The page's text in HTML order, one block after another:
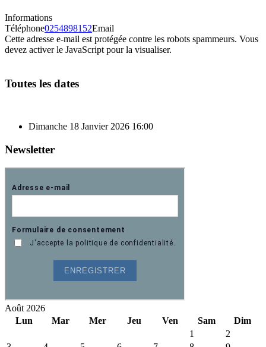
Informations
Téléphone0254898152Email
Cette adresse e-mail est protégée contre les robots spammeurs. Vous
devez activer le JavaScript pour la visualiser.
Toutes les dates
Dimanche 18 Janvier 2026 16:00
Newsletter
Août 2026
Lun
Mar Mer Jeu Ven Sam
Dim
1
2